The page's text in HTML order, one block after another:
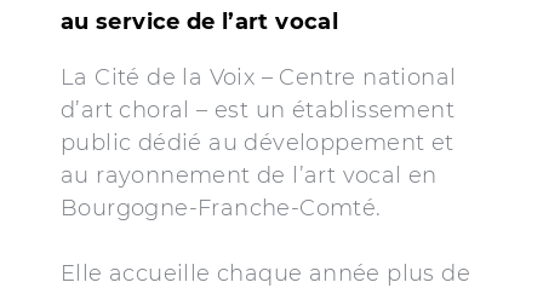
au service de l’art vocal
La Cité de la Voix – Centre national
d’art choral – est un établissement
public dédié au développement et
au rayonnement de l’art vocal en
Bourgogne-Franche-Comté.
Elle accueille chaque année plus de